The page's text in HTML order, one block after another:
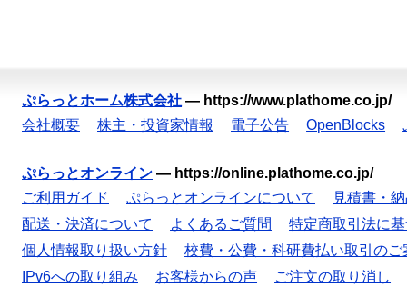
ぷらっとホーム株式会社 — https://www.plathome.co.jp/
会社概要
株主・投資家情報 電子公告 OpenBlocks
ぷらっとオンライン — https://online.plathome.co.jp/
ご利用ガイド
ぷらっとオンラインについて
見積書・
配送・決済について
よくあるご質問
特定商取引法に
個人情報取り扱い方針
校費・公費・科研費払い取引のご
IPv6への取り組み
お客様からの声 ご注文の取り消し